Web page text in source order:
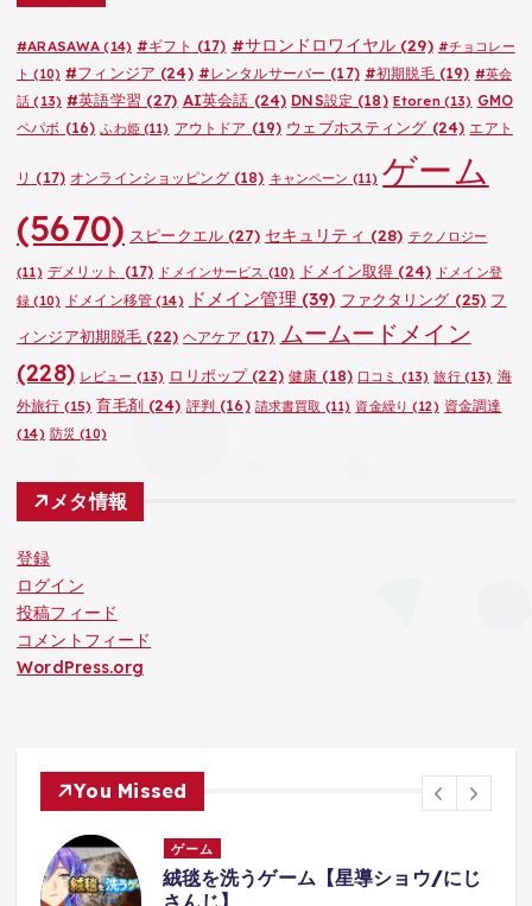
#ARASAWA (14) #ギフト (17) #サロンドロワイヤル(29) #チョコレー
ト (10) #フィンジア (24) #レンタルサーバー (17) #初期脱毛(19) #英会
話 (13) #英語学習 (27) AI英会話 (24) DNS設定 (18) Etoren(13) GMO
ペパボ (16) ふわ姫(11) アウトドア (19) ウェブホスティング (24) エアト
リ (17) オンラインショッピング(18) キャンペーン (11) ゲーム
(5670) スピークエル(27) セキュリティ (28) テクノロジー
(11) デメリット (17) ドメインサービス (10) ドメイン取得 (24) ドメイン登
録 (10) ドメイン移管(14) ドメイン管理 (39) ファクタリング (25) フ
ィンジア初期脱毛 (22) ヘアケア (17) ムームードメイン
(228) レビュー (13) ロリポップ(22) 健康 (18) 口コミ (13) 旅行(13) 海
外旅行 (15) 育毛剤(24) 評判 (16) 請求書買取 (11) 資金繰り (12) 資金調達
(14) 防災 (10)
メタ情報
登録
ログイン
投稿フィード
コメントフィード
WordPress.org
You Missed
ゲーム
ドッキリ！よっちに内緒でよっちが出